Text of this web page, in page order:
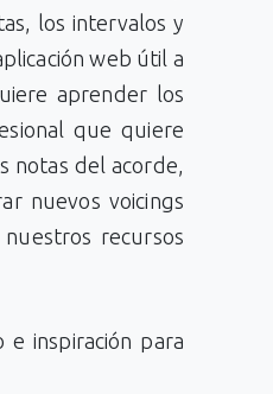
los intervalos y
web útil a
aprender los
que quiere
notas del acorde,
nuevos voicings
recursos
inspiración para